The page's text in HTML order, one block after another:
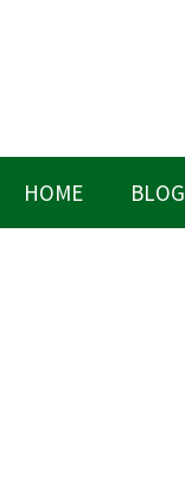
HOME BLOG